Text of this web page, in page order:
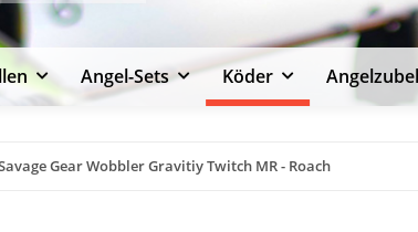
Angel-Sets Köder
Gear Wobbler Gravitiy Twitch MR - Roach